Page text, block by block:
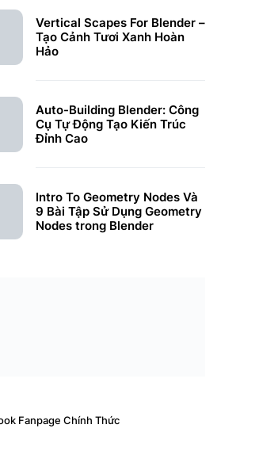
Vertical Scapes For Blender –
Tạo Cảnh Tươi Xanh Hoàn
Hảo
Auto-Building Blender: Công
Cụ Tự Động Tạo Kiến Trúc
Đỉnh Cao
Intro To Geometry Nodes Và
9 Bài Tập Sử Dụng Geometry
Nodes trong Blender
Fanpage Chính Thức